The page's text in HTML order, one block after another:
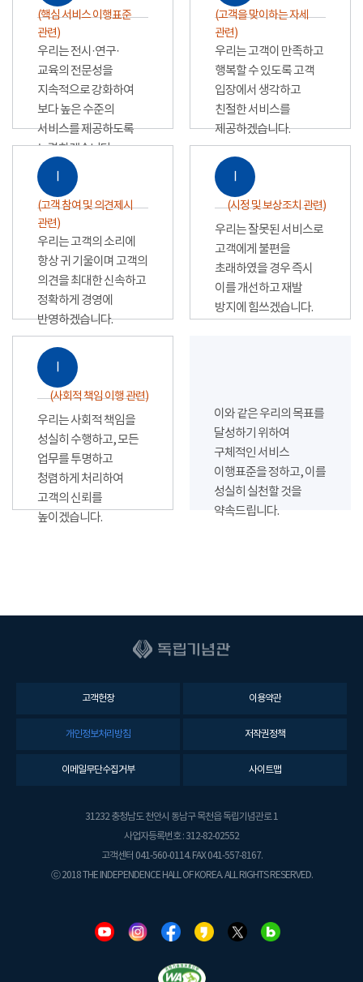
(핵심 서비스 이행표준
관련)
우리는 전시·연구·
교육의 전문성을
지속적으로 강화하여
보다 높은 수준의
서비스를 제공하도록
노력하겠습니다.
(고객을 맞이하는 자세
관련)
우리는 고객이 만족하고
행복할 수 있도록 고객
입장에서 생각하고
친절한 서비스를
제공하겠습니다.
Ⅰ
(고객 참여 및 의견제시
관련)
우리는 고객의 소리에
항상 귀 기울이며 고객의
의견을 최대한 신속하고
정확하게 경영에
반영하겠습니다.
Ⅰ
(시정 및 보상조치 관련)
우리는 잘못된 서비스로
고객에게 불편을
초래하였을 경우 즉시
이를 개선하고 재발
방지에 힘쓰겠습니다.
Ⅰ
(사회적 책임 이행 관련)
우리는 사회적 책임을
성실히 수행하고, 모든
업무를 투명하고
청렴하게 처리하여
고객의 신뢰를
높이겠습니다.
이와 같은 우리의 목표를
달성하기 위하여
구체적인 서비스
이행표준을 정하고, 이를
성실히 실천할 것을
약속드립니다.
고객헌장 이용약관
개인정보처리방침 저작권정책
이메일무단수집거부 사이트맵
31232 충청남도 천안시 동남구 목천읍 독립기념관로 1
사업자등록번호 : 312-82-02552
고객센터 041-560-0114. FAX 041-557-8167.
ⓒ 2018 THE INDEPENDENCE HALL OF KOREA. ALL RIGHTS RESERVED.